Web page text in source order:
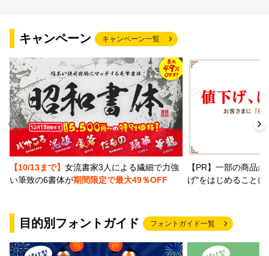
キャンペーン キャンペーン一覧
【10/13まで】 女流書家3人による繊細で力強
い筆致の6書体が期間限定で最大49％OFF
【PR】一部の商品
げ"をはじめること
目的別フォントガイド フォントガイド一覧